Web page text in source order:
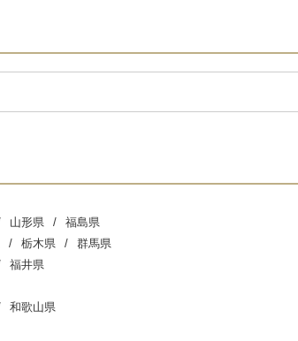
山形県 福島県
栃木県 群馬県
福井県
和歌山県